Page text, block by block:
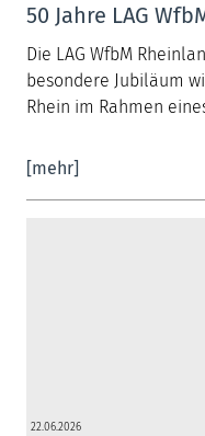
50 Jahre LAG
Die LAG WfbM
besondere Jubiläum
Rhein im Rahmen
[mehr]
22.06.2026